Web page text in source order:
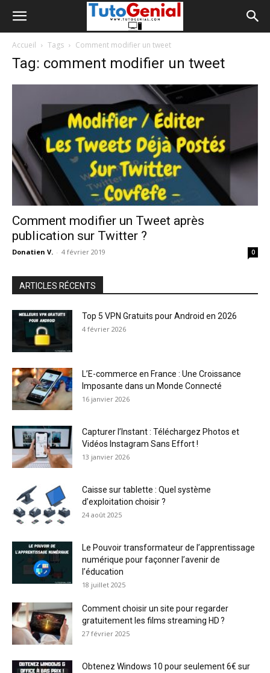
Accueil Tags Comment modifier un tweet
Tag: comment modifier un tweet
Comment modifier un Tweet après
publication sur Twitter ?
Donatien V. - 4 février 2019 0
ARTICLES RÉCENTS
Top 5 VPN Gratuits pour Android en 2026
4 février 2026
L’E-commerce en France : Une Croissance
Imposante dans un Monde Connecté
16 janvier 2026
Capturer l’Instant : Téléchargez Photos et
Vidéos Instagram Sans Effort !
13 janvier 2026
Caisse sur tablette : Quel système
d’exploitation choisir ?
24 août 2025
Le Pouvoir transformateur de l’apprentissage
numérique pour façonner l’avenir de
l’éducation
18 juillet 2025
Comment choisir un site pour regarder
gratuitement les films streaming HD ?
27 février 2025
Obtenez Windows 10 pour seulement 6€ sur